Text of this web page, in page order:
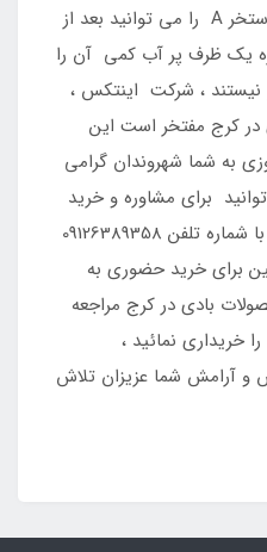
نماید ، این فیلتر تصفیه آب استخر A را می توانید بعد از
یک ظرف پر آب کمی آن را
نیستند ، شرکت اینتکس ،
در کرج مفتخر است این
به شما شهروندان گرامی
برای مشاوره و خرید
این فیلتر تصفیه آب استخر A با شماره تلفن 09126389358
برای خرید حضوری به
بادی در کرج مراجعه
خریداری نمائید ،
و آرامش شما عزیزان تلاش